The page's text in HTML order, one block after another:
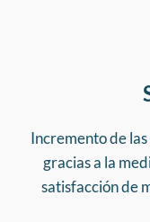
Incremento de las
gracias a la
satisfacción de